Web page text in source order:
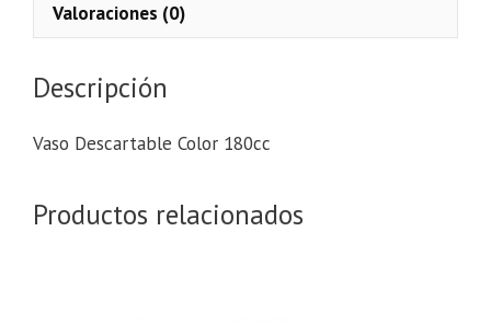
Valoraciones (0)
Descripción
Vaso Descartable Color 180cc
Productos relacionados